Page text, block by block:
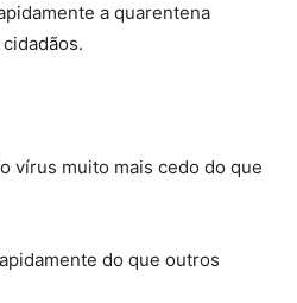
a quarentena
vírus muito mais cedo do que
do que outros